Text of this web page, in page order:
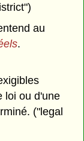
au
.
loi ou d'une
("legal